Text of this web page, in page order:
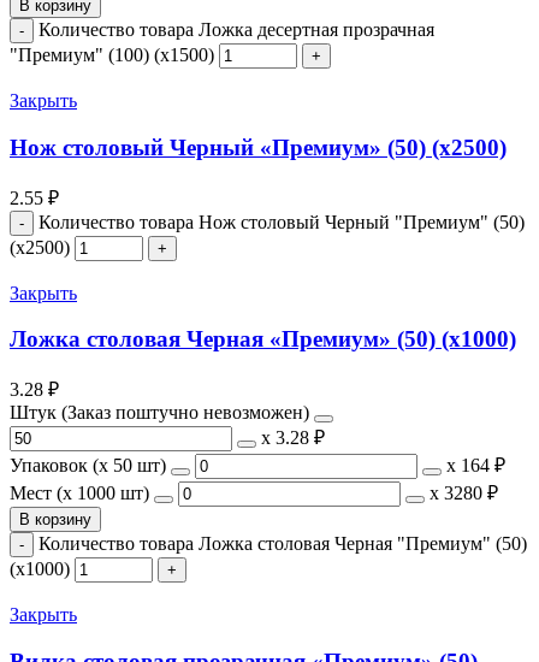
В корзину
Количество товара Ложка десертная прозрачная
"Премиум" (100) (х1500)
Закрыть
Нож столовый Черный «Премиум» (50) (х2500)
2.55 ₽
Количество товара Нож столовый Черный "Премиум" (50)
(х2500)
Закрыть
Ложка столовая Черная «Премиум» (50) (х1000)
3.28 ₽
Штук (Заказ поштучно невозможен)
х 3.28 ₽
Упаковок (x 50 шт)
х 164 ₽
Мест (x 1000 шт)
х 3280 ₽
В корзину
Количество товара Ложка столовая Черная "Премиум" (50)
(х1000)
Закрыть